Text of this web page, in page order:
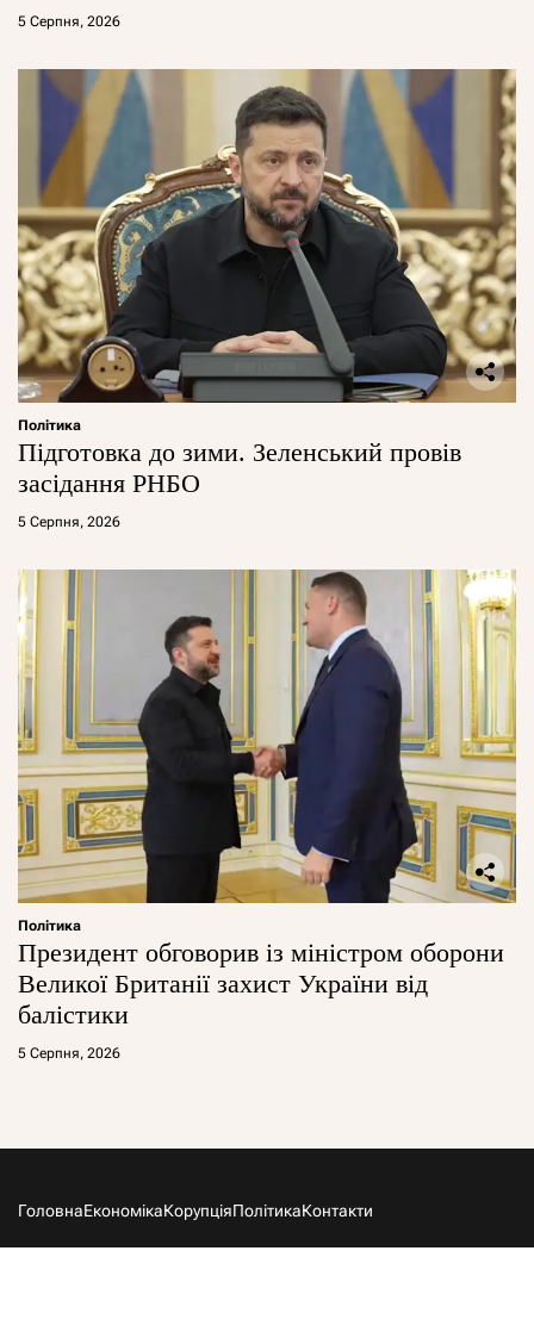
5 Серпня, 2026
Політика
Підготовка до зими. Зеленський провів
засідання РНБО
5 Серпня, 2026
Політика
Президент обговорив із міністром оборони
Великої Британії захист України від
балістики
5 Серпня, 2026
ГоловнаЕкономікаКорупціяПолітикаКонтакти